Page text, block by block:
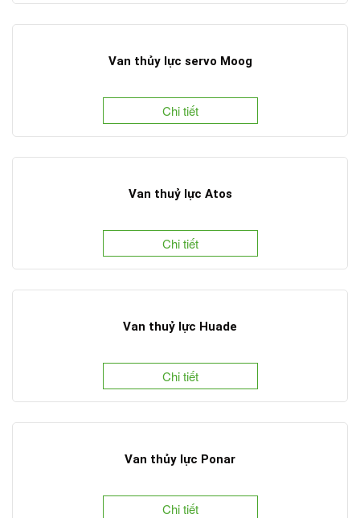
Van thủy lực servo Moog
Chi tiết
Van thuỷ lực Atos
Chi tiết
Van thuỷ lực Huade
Chi tiết
Van thủy lực Ponar
Chi tiết